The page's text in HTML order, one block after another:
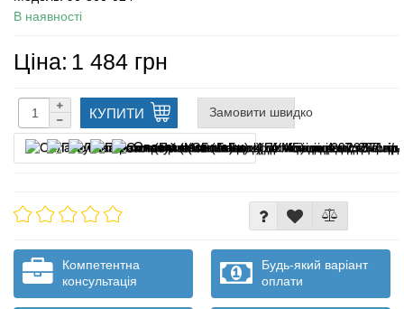
В наявності
Ціна: 1 484 грн
КУПИТИ Замовити швидко
Оплата частинами
Компетентна
консультація
Будь-який варіант
оплати